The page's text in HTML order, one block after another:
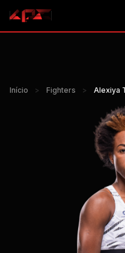
Início > Fighters > Alexiya